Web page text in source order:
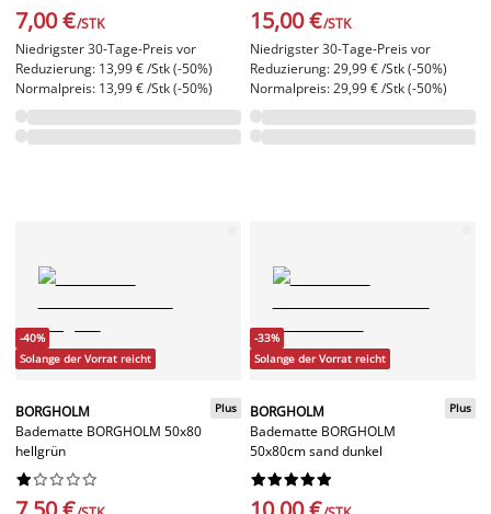
7,00 €/STK
Niedrigster 30-Tage-Preis vor
Reduzierung: 13,99 € /Stk (-50%)
Normalpreis: 13,99 € /Stk (-50%)
15,00 €/STK
Niedrigster 30-Tage-Preis vor
Reduzierung: 29,99 € /Stk (-50%)
Normalpreis: 29,99 € /Stk (-50%)
-40%
Solange der Vorrat reicht
BORGHOLM
Badematte BORGHOLM 50x80
hellgrün
Plus






-33%
Solange der Vorrat reicht
BORGHOLM
Badematte BORGHOLM
50x80cm sand dunkel
Plus





